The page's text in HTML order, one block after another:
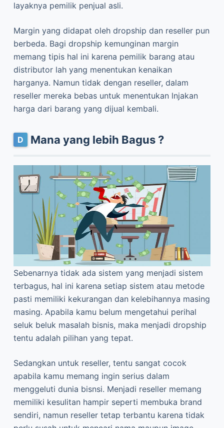
layaknya pemilik penjual asli.
Margin yang didapat oleh dropship dan reseller pun
berbeda. Bagi dropship kemunginan margin
memang tipis hal ini karena pemilik barang atau
distributor lah yang menentukan kenaikan
harganya. Namun tidak dengan reseller, dalam
reseller mereka bebas untuk menentukan lnjakan
harga dari barang yang dijual kembali.
Mana yang lebih Bagus ?
Sebenarnya tidak ada sistem yang menjadi sistem
terbagus, hal ini karena setiap sistem atau metode
pasti memiliki kekurangan dan kelebihannya masing
masing. Apabila kamu belum mengetahui perihal
seluk beluk masalah bisnis, maka menjadi dropship
tentu adalah pilihan yang tepat.
Sedangkan untuk reseller, tentu sangat cocok
apabila kamu memang ingin serius dalam
menggeluti dunia bisnsi. Menjadi reseller memang
memiliki kesulitan hampir seperti membuka brand
sendiri, namun reseller tetap terbantu karena tidak